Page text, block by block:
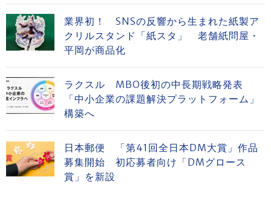
業界初！ SNSの反響から生まれた紙製ア
クリルスタンド「紙スタ」 老舗紙問屋・
平岡が商品化
ラクスル MBO後初の中長期戦略発表
「中小企業の課題解決プラットフォーム」
構築へ
日本郵便 「第41回全日本DM大賞」作品
募集開始 初応募者向け「DMグロース
賞」を新設